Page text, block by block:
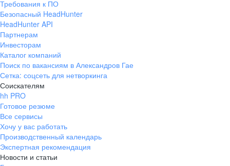
pr@ural.hh.ru
ул. Янковского, д. 169, 7 этаж,
706 каб.
+7 861 205-55-57
pr@krd.hh.ru
Владивосток
пер. Ланинский д. 4, офис 3.4
+7 423 202-33-28
pr@dv.hh.ru
Требования к ПО
Безопасный HeadHunter
HeadHunter API
Партнерам
Инвесторам
Каталог компаний
Поиск по вакансиям в Александров Гае
Сетка: соцсеть для нетворкинга
Соискателям
hh PRO
Готовое резюме
Все сервисы
Хочу у вас работать
Производственный календарь
Экспертная рекомендация
Новости и статьи